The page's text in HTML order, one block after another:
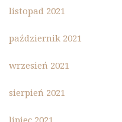
listopad 2021
październik 2021
wrzesień 2021
sierpień 2021
lipiec 2021